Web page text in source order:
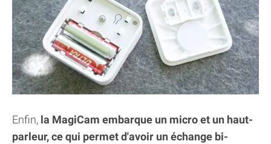
Enfin, la MagiCam embarque un micro et un haut-
parleur, ce qui permet d'avoir un échange bi-